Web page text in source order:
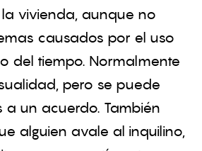
vivienda, aunque no
causados por el uso
del tiempo. Normalmente
pero se puede
a un acuerdo. También
alguien avale al inquilino,